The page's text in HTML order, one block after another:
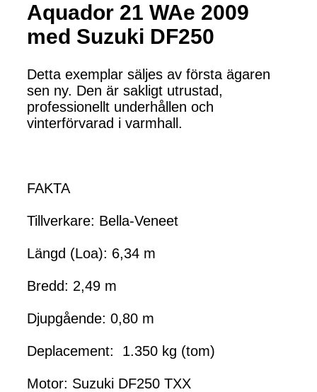
Aquador 21 WAe 2009
med Suzuki DF250
Detta exemplar säljes av första ägaren
sen ny. Den är sakligt utrustad,
professionellt underhållen och
vinterförvarad i varmhall.
FAKTA
Tillverkare: Bella-Veneet
Längd (Loa): 6,34 m
Bredd: 2,49 m
Djupgående: 0,80 m
Deplacement: 1.350 kg (tom)
Motor: Suzuki DF250 TXX